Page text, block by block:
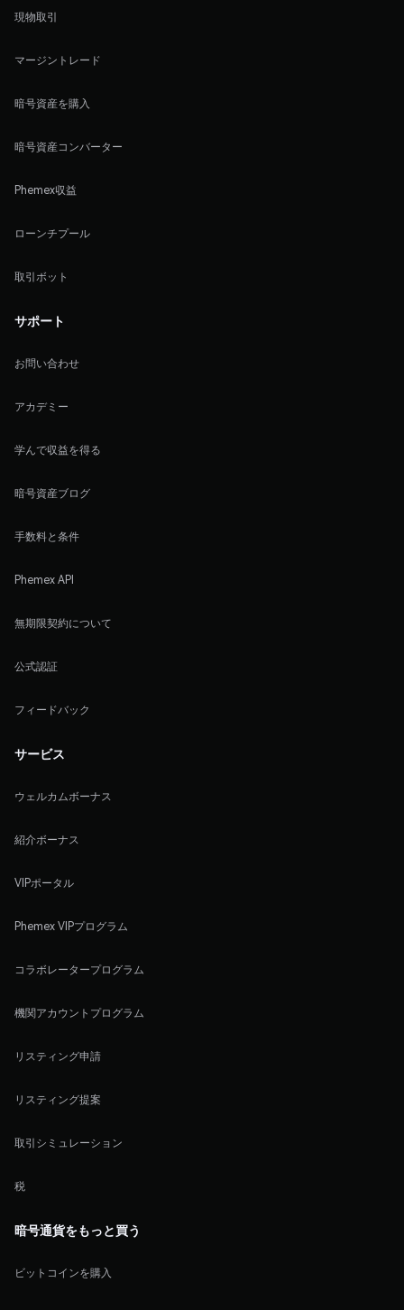
現物取引
マージントレード
暗号資産を購入
暗号資産コンバーター
Phemex収益
ローンチプール
取引ボット
サポート
お問い合わせ
アカデミー
学んで収益を得る
暗号資産ブログ
手数料と条件
Phemex API
無期限契約について
公式認証
フィードバック
サービス
ウェルカムボーナス
紹介ボーナス
VIPポータル
Phemex VIPプログラム
コラボレータープログラム
機関アカウントプログラム
リスティング申請
リスティング提案
取引シミュレーション
税
暗号通貨をもっと買う
ビットコインを購入